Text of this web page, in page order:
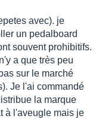
avec). je
un pedalboard
souvent prohibitifs.
a que très peu
sur le marché
Je l'ai commandé
la marque
à l'aveugle mais je